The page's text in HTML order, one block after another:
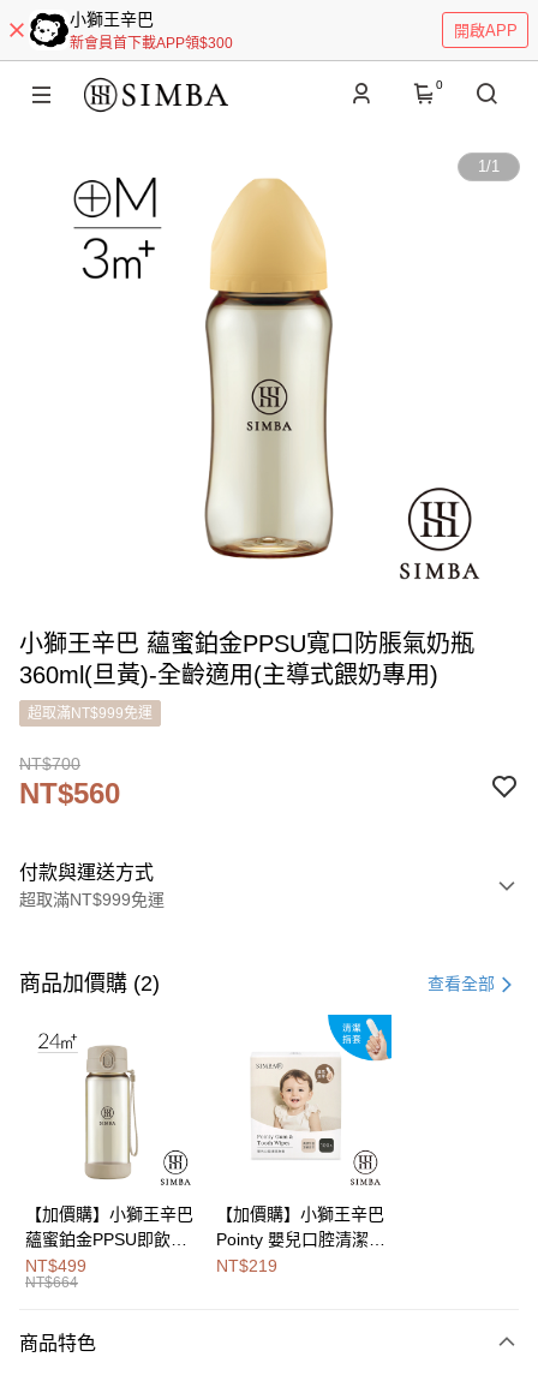
小獅王辛巴
新會員首下載APP領$300
開啟APP
0
1/1
小獅王辛巴 蘊蜜鉑金PPSU寬口防脹氣奶瓶
360ml(旦黃)-全齡適用(主導式餵奶專用)
超取滿NT$999免運
NT$700
NT$560
付款與運送方式
超取滿NT$999免運
信用卡一次付款
Apple Pay
Google Pay
全盈+PAY
大哥付你分期
【大哥付你分期使用說明】
商品加價購 (2) 查看全部
【加價購】小獅王辛巴
蘊蜜鉑金PPSU即飲水
壺400ml
NT$499
NT$664
【加價購】小獅王辛巴
Pointy 嬰兒口腔清潔指
套 (100入)
NT$219
商品特色